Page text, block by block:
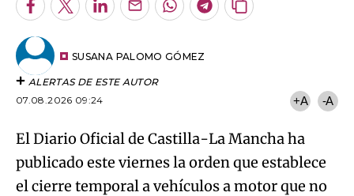
Facebook
TwitterLinkedInEnviarWhatsapp
Telegram
Copiar
SUSANA PALOMO GÓMEZ
ALERTAS DE ESTE AUTOR
07.08.2026 09:24
+A -A
El Diario Oficial de Castilla-La Mancha ha
publicado este viernes la orden que establece
el cierre temporal a vehículos a motor que no